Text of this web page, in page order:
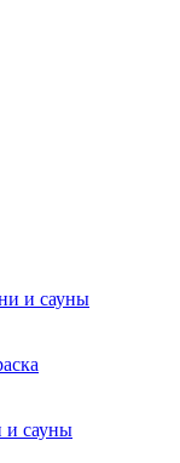
и сауны
и сауны